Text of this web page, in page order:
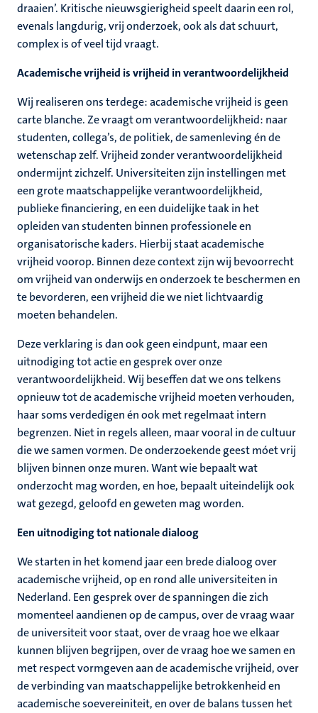
draaien’. Kritische nieuwsgierigheid speelt daarin een rol,
evenals langdurig, vrij onderzoek, ook als dat schuurt,
complex is of veel tijd vraagt.
Academische vrijheid is vrijheid in verantwoordelijkheid
Wij realiseren ons terdege: academische vrijheid is geen
carte blanche. Ze vraagt om verantwoordelijkheid: naar
studenten, collega’s, de politiek, de samenleving én de
wetenschap zelf. Vrijheid zonder verantwoordelijkheid
ondermijnt zichzelf. Universiteiten zijn instellingen met
een grote maatschappelijke verantwoordelijkheid,
publieke financiering, en een duidelijke taak in het
opleiden van studenten binnen professionele en
organisatorische kaders. Hierbij staat academische
vrijheid voorop. Binnen deze context zijn wij bevoorrecht
om vrijheid van onderwijs en onderzoek te beschermen en
te bevorderen, een vrijheid die we niet lichtvaardig
moeten behandelen.
Deze verklaring is dan ook geen eindpunt, maar een
uitnodiging tot actie en gesprek over onze
verantwoordelijkheid. Wij beseffen dat we ons telkens
opnieuw tot de academische vrijheid moeten verhouden,
haar soms verdedigen én ook met regelmaat intern
begrenzen. Niet in regels alleen, maar vooral in de cultuur
die we samen vormen. De onderzoekende geest móet vrij
blijven binnen onze muren. Want wie bepaalt wat
onderzocht mag worden, en hoe, bepaalt uiteindelijk ook
wat gezegd, geloofd en geweten mag worden.
Een uitnodiging tot nationale dialoog
We starten in het komend jaar een brede dialoog over
academische vrijheid, op en rond alle universiteiten in
Nederland. Een gesprek over de spanningen die zich
momenteel aandienen op de campus, over de vraag waar
de universiteit voor staat, over de vraag hoe we elkaar
kunnen blijven begrijpen, over de vraag hoe we samen en
met respect vormgeven aan de academische vrijheid, over
de verbinding van maatschappelijke betrokkenheid en
academische soevereiniteit, en over de balans tussen het